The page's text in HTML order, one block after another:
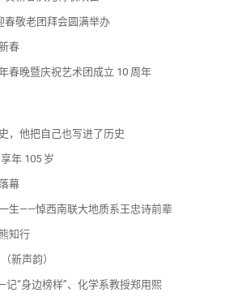
春敬老团拜会圆满举办
春
春晚暨庆祝艺术团成立 10 周年
，他把自己也写进了历史
年 105 岁
幕
生——悼西南联大地质系王忠诗前辈
知行
新声韵）
“身边榜样”、化学系教授郑用熙